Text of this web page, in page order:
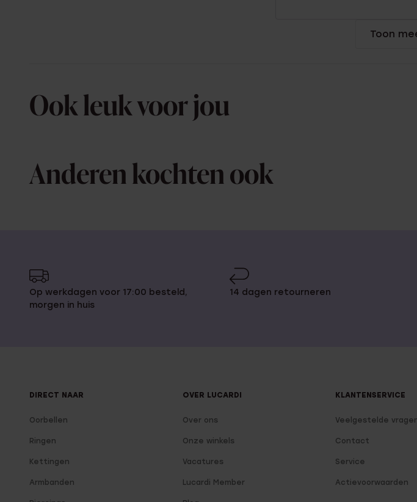
Toon
Ook leuk voor jou
Anderen kochten ook
Op werkdagen voor 17:00 besteld,
morgen in huis
14 dagen retourneren
DIRECT NAAR
Oorbellen
Ringen
Kettingen
Armbanden
OVER LUCARDI
Over ons
Onze winkels
Vacatures
Lucardi Member
KLANTENSERVICE
Veelgestelde
Contact
Service
Actievoorwaarden